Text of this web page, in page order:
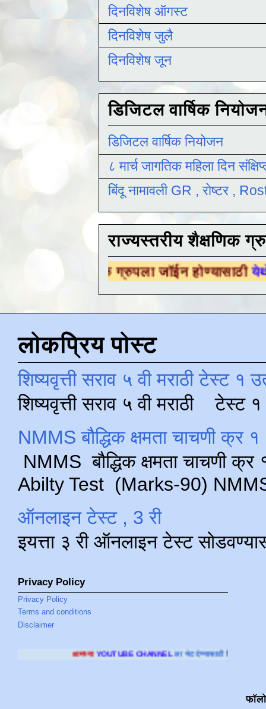
दिनविशेष ऑगस्ट
दिनविशेष जुलै
दिनविशेष जून
डिजिटल वार्षिक
डिजिटल वार्षिक नियोजन
८ मार्च जागतिक महिला दिन
बिंदू नामावली GR , रोष्टर ,
राज्यस्तरीय शैक्षणिक
ग्रुपला जॉईन होण्यासाठीयेथे क्लिक करा .
लोकप्रिय पोस्ट
शिष्यवृत्ती सराव ५ वी मराठी टेस्ट १
शिष्यवृत्ती सराव ५ वी मराठी टेस्ट
NMMS बौद्धिक क्षमता चाचणी क्र
NMMS बौद्धिक क्षमता चाचणी
Abilty Test (Marks-90) NMMS
ऑनलाइन टेस्ट , 3 री
इयत्ता ३ री ऑनलाइन टेस्ट
Privacy Policy
Privacy Policy
Terms and conditions
Disclaimer
YOUTUBE CHANNELला भेट देण्यासाठी क्लिक करा.